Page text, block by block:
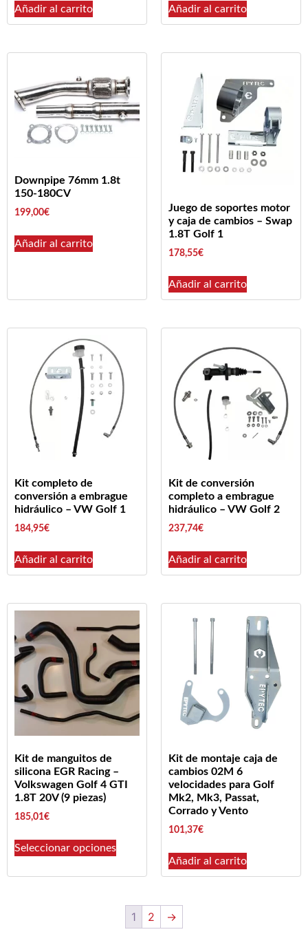
Añadir al carrito Añadir al carrito
Downpipe 76mm 1.8t
150-180CV
199,00€
Añadir al carrito
Juego de soportes motor
y caja de cambios – Swap
1.8T Golf 1
178,55€
Añadir al carrito
Kit completo de
conversión a embrague
hidráulico – VW Golf 1
184,95€
Añadir al carrito
Kit de conversión
completo a embrague
hidráulico – VW Golf 2
237,74€
Añadir al carrito
Kit de manguitos de
silicona EGR Racing –
Volkswagen Golf 4 GTI
1.8T 20V (9 piezas)
185,01€
Seleccionar opciones
Kit de montaje caja de
cambios 02M 6
velocidades para Golf
Mk2, Mk3, Passat,
Corrado y Vento
101,37€
Añadir al carrito
1 2 →